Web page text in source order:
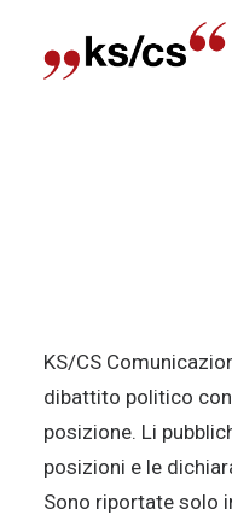
KS/CS
dibattito politico
posizione. Li
posizioni e le
Sono riportate solo